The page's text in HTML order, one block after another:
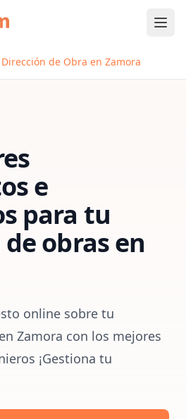
Dirección de Obra en Zamora
e
para tu
obrasen
online sobre tu
Zamora con los mejores
¡Gestiona tu